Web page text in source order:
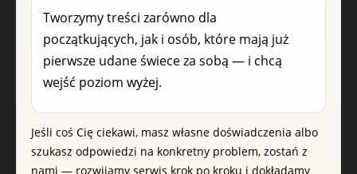
Tworzymy treści zarówno dla
początkujących, jak i osób, które mają już
pierwsze udane świece za sobą — i chcą
wejść poziom wyżej.
Jeśli coś Cię ciekawi, masz własne doświadczenia albo
szukasz odpowiedzi na konkretny problem, zostań z
nami — rozwijamy serwis krok po kroku i dokładamy